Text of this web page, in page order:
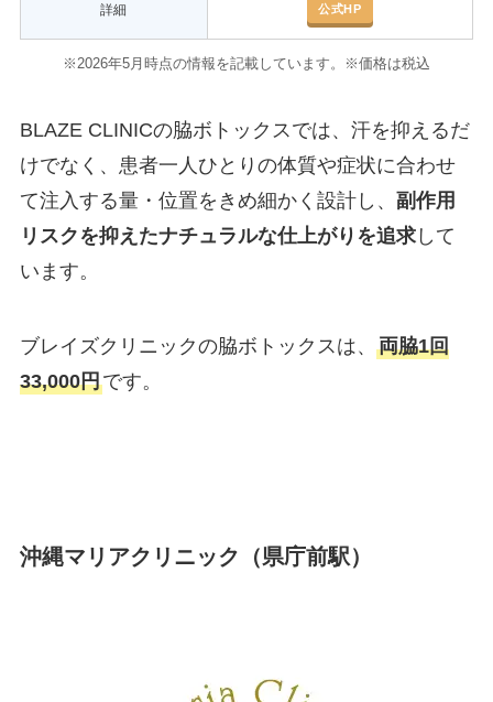
詳細 公式HP
※2026年5月時点の情報を記載しています。※価格は税込
BLAZE CLINICの脇ボトックスでは、汗を抑えるだ
けでなく、患者一人ひとりの体質や症状に合わせ
て注入する量・位置をきめ細かく設計し、 副作用
リスクを抑えたナチュラルな仕上がりを追求して
います。
ブレイズクリニックの脇ボトックスは、 両脇1回
33,000円です。
沖縄マリアクリニック（県庁前駅）